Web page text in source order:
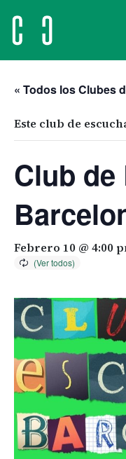
MAIN
« Todos los Clubes
Este club de
Club de
Febrero 10 @ 4:00